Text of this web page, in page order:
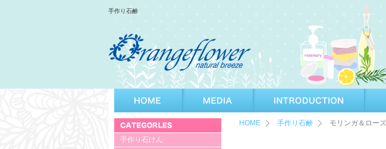
手作り石鹸
手作り石けん
HOME 手作り石鹸 モリンガ＆ロー